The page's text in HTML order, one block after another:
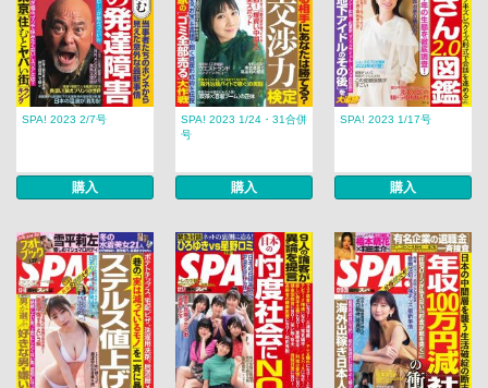
SPA! 2023 2/7号
購入
SPA! 2023 1/24・31合併
号
購入
SPA! 2023 1/17号
購入